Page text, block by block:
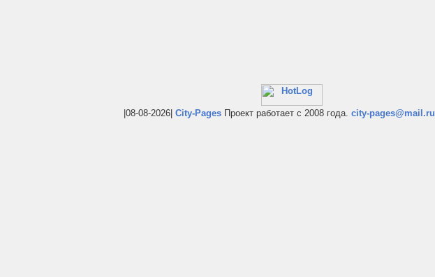
|08-08-2026| City-Pages Проект работает с 2008 года. city-pages@mail.ru